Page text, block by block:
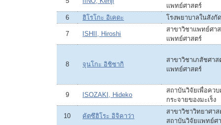
แพทย์ศาสตร์
6
ฮิโรโกะ อิเคดะ โรงพยาบาลในสังกั
7 ISHII, Hiroshi
สาขาวิชาแพทย์ศา
แพทย์ศาสตร์
8 จุนโกะ อิชิซากิ
สาขาวิชาเภสัชศา
แพทย์ศาสตร์
9 ISOZAKI, Hideko
สถาบันวิจัยเพื่อคว
กระจายของมะเร็ง
10 คัตซึฮิโระ อิจิคาว่า
สาขาวิชาวิทยาศา
สถาบันวิจัยแพทย์ศ